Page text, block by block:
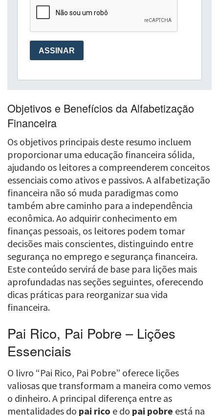
Objetivos e Benefícios da Alfabetização
Financeira
Os objetivos principais deste resumo incluem
proporcionar uma educação financeira sólida,
ajudando os leitores a compreenderem conceitos
essenciais como ativos e passivos. A alfabetização
financeira não só muda paradigmas como
também abre caminho para a independência
econômica. Ao adquirir conhecimento em
finanças pessoais, os leitores podem tomar
decisões mais conscientes, distinguindo entre
segurança no emprego e segurança financeira.
Este conteúdo servirá de base para lições mais
aprofundadas nas seções seguintes, oferecendo
dicas práticas para reorganizar sua vida
financeira.
Pai Rico, Pai Pobre – Lições
Essenciais
O livro “Pai Rico, Pai Pobre” oferece lições
valiosas que transformam a maneira como vemos
o dinheiro. A principal diferença entre as
mentalidades do pai rico e do pai pobre está na